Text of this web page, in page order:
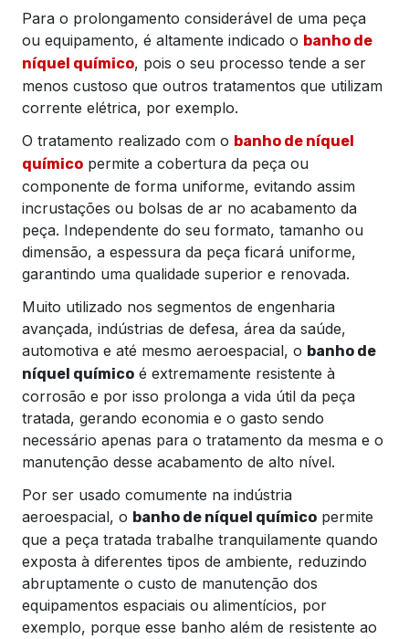
Para o prolongamento considerável de uma peça
ou equipamento, é altamente indicado o banho de
níquel químico, pois o seu processo tende a ser
menos custoso que outros tratamentos que utilizam
corrente elétrica, por exemplo.
O tratamento realizado com o banho de níquel
químico permite a cobertura da peça ou
componente de forma uniforme, evitando assim
incrustações ou bolsas de ar no acabamento da
peça. Independente do seu formato, tamanho ou
dimensão, a espessura da peça ficará uniforme,
garantindo uma qualidade superior e renovada.
Muito utilizado nos segmentos de engenharia
avançada, indústrias de defesa, área da saúde,
automotiva e até mesmo aeroespacial, o banho de
níquel químico é extremamente resistente à
corrosão e por isso prolonga a vida útil da peça
tratada, gerando economia e o gasto sendo
necessário apenas para o tratamento da mesma e o
manutenção desse acabamento de alto nível.
Por ser usado comumente na indústria
aeroespacial, o banho de níquel químico permite
que a peça tratada trabalhe tranquilamente quando
exposta à diferentes tipos de ambiente, reduzindo
abruptamente o custo de manutenção dos
equipamentos espaciais ou alimentícios, por
exemplo, porque esse banho além de resistente ao